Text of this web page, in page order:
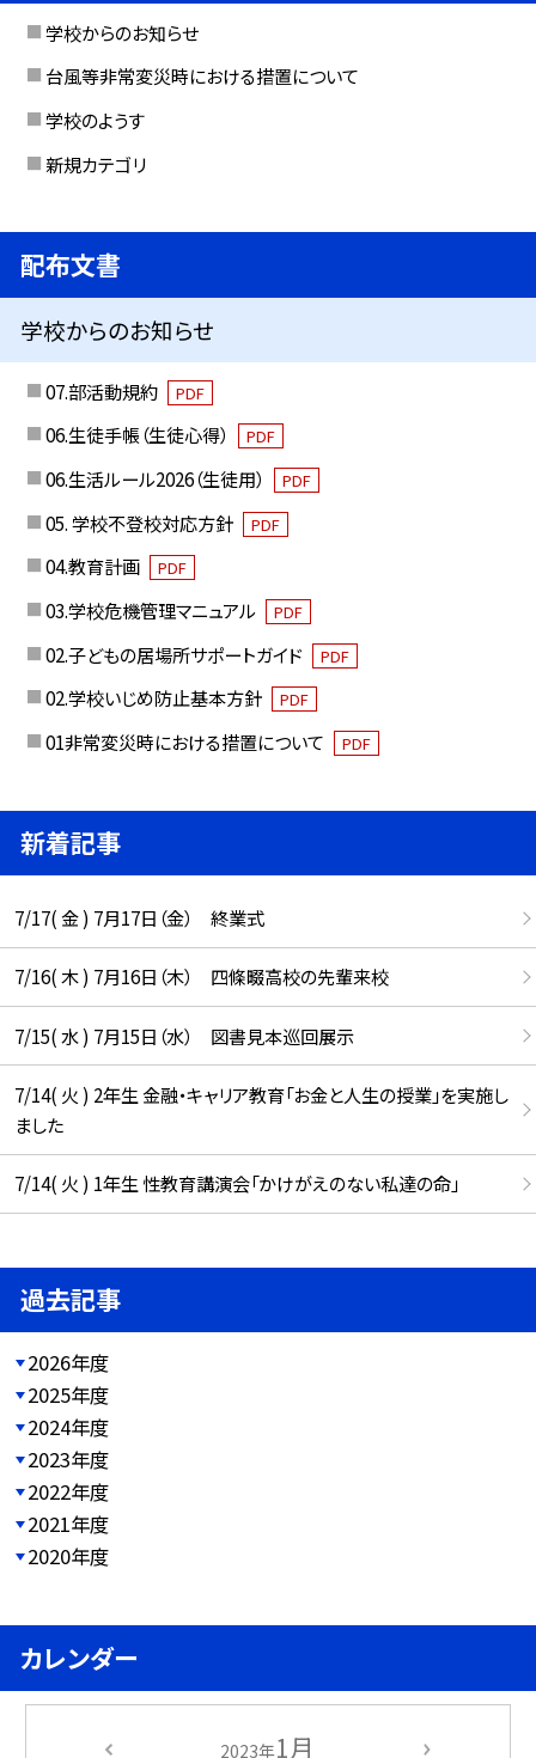
学校からのお知らせ
台風等非常変災時における措置について
学校のようす
新規カテゴリ
配布文書
学校からのお知らせ
07.部活動規約 PDF
06.生徒手帳（生徒心得） PDF
06.生活ルール2026（生徒用） PDF
05. 学校不登校対応方針 PDF
04.教育計画 PDF
03.学校危機管理マニュアル PDF
02.子どもの居場所サポートガイド PDF
02.学校いじめ防止基本方針 PDF
01非常変災時における措置について PDF
新着記事
7/17( 金 ) 7月17日（金） 終業式
7/16( 木 ) 7月16日（木） 四條畷高校の先輩来校
7/15( 水 ) 7月15日（水） 図書見本巡回展示
7/14( 火 ) 2年生 金融・キャリア教育「お金と人生の授業」を実施し
ました
7/14( 火 ) 1年生 性教育講演会「かけがえのない私達の命」
過去記事
2026年度
2025年度
2024年度
2023年度
2022年度
2021年度
2020年度
カレンダー
2023年1月